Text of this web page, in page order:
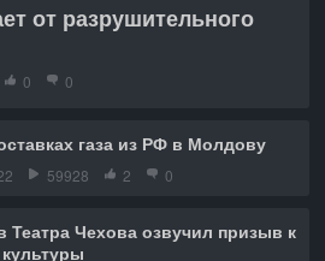
от разрушительного
0 0
газа из РФ в Молдову
59928 2 0
Театра Чехова озвучил призыв к